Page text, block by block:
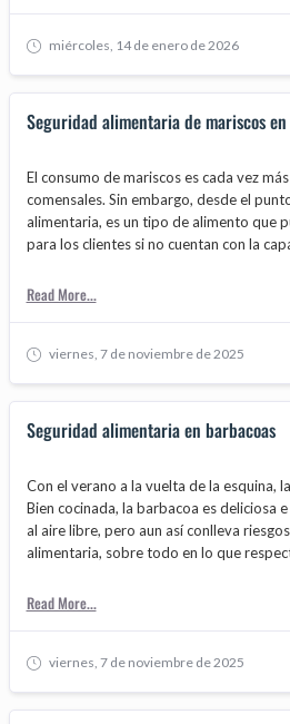
miércoles, 14 de enero de 2026
Seguridad alimentaria de mariscos
El consumo de mariscos es cada vez
comensales. Sin embargo, desde el
alimentaria, es un tipo de alimento que
para los clientes si no cuentan con la
pública han advertido sobre el aumento
Read More...
viernes, 7 de noviembre de 2025
Seguridad alimentaria en barbacoas
Con el verano a la vuelta de la esquina,
Bien cocinada, la barbacoa es deliciosa
al aire libre, pero aun así conlleva
alimentaria, sobre todo en lo que
de temperaturas entre 4 °C y 60 °C (40
Read More...
viernes, 7 de noviembre de 2025